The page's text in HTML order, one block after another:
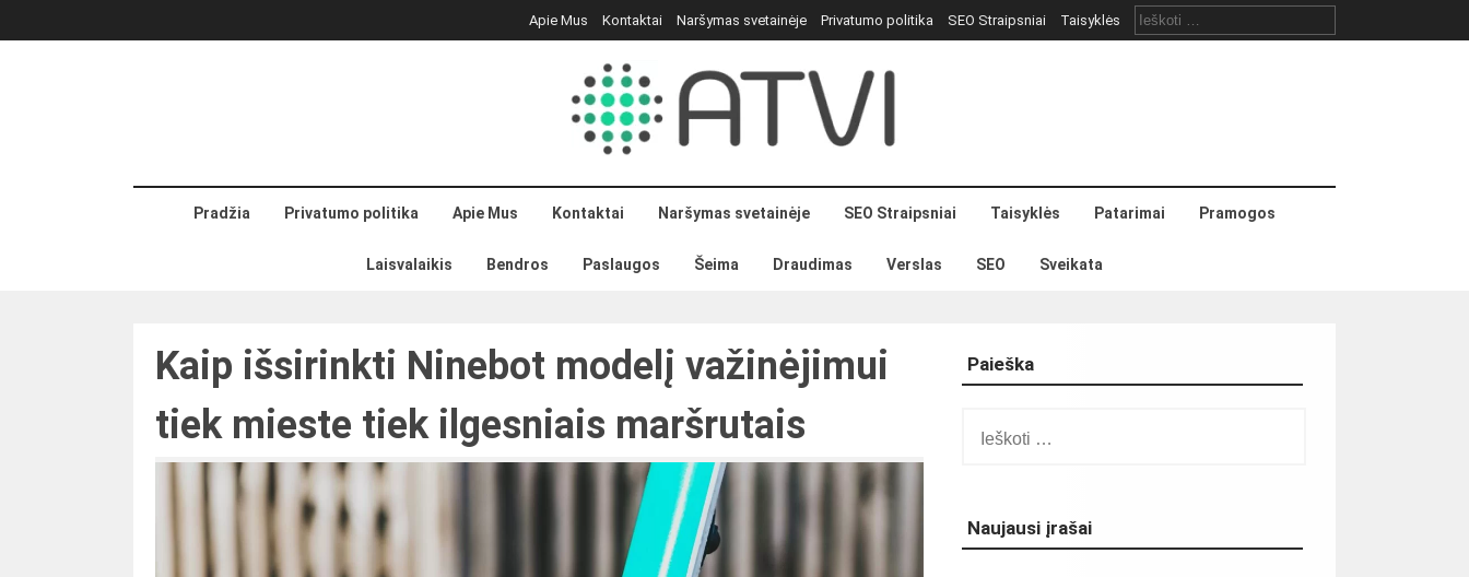
to
Apie Mus Kontaktai Naršymas svetainėje Privatumo politika SEO Straipsniai Taisyklės Ieškoti:
Pradžia Privatumo politika Apie Mus Kontaktai Naršymas svetainėje SEO Straipsniai Taisyklės Patarimai Pramogos
Laisvalaikis Bendros Paslaugos Šeima Draudimas Verslas SEO Sveikata
Kaip išsirinkti Ninebot modelį važinėjimui
tiek mieste tiek ilgesniais maršrutais
Paieška
Naujausi įrašai